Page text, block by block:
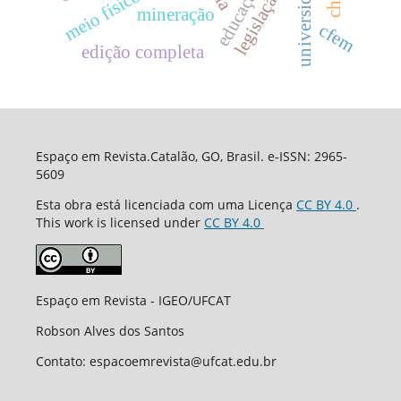
meio físico
edição completa
mineração
cfem
Espaço em Revista.Catalão, GO, Brasil. e-ISSN: 2965-
5609
Esta obra está licenciada com uma Licença CC BY 4.0 .
This work is licensed under CC BY 4.0
Espaço em Revista - IGEO/UFCAT
Robson Alves dos Santos
Contato: espacoemrevista@ufcat.edu.br